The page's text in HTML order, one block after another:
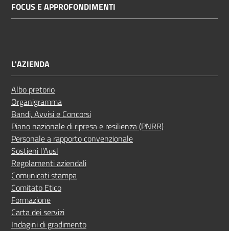
FOCUS E APPROFONDIMENTI
L'AZIENDA
Albo pretorio
Organigramma
Bandi, Avvisi e Concorsi
Piano nazionale di ripresa e resilienza (PNRR)
Personale a rapporto convenzionale
Sostieni l’Ausl
Regolamenti aziendali
Comunicati stampa
Comitato Etico
Formazione
Carta dei servizi
Indagini di gradimento